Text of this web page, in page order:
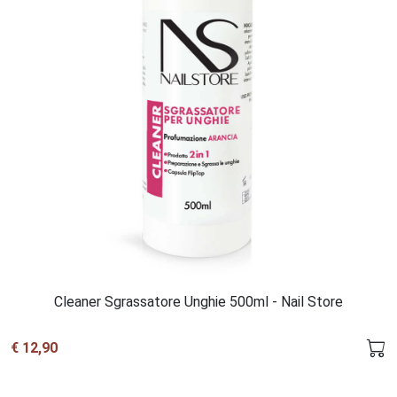
Cleaner Sgrassatore Unghie 500ml - Nail Store
€ 12,90